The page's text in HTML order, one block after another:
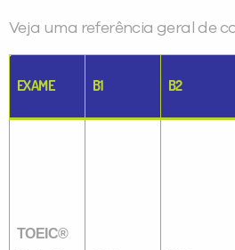
Veja uma referência geral de
EXAME B1 B2
TOEIC®